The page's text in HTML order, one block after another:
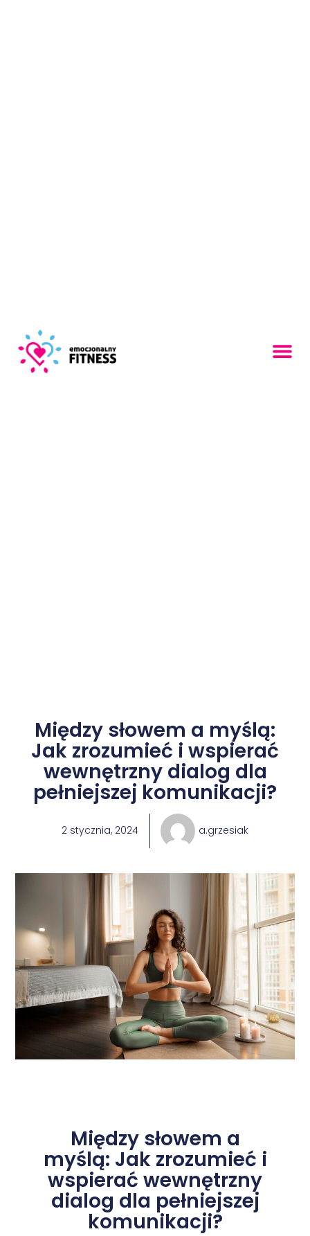
Między słowem a myślą:
Jak zrozumieć i wspierać
wewnętrzny dialog dla
pełniejszej komunikacji?
2 stycznia, 2024 a.grzesiak
Między słowem a
myślą: Jak zrozumieć i
wspierać wewnętrzny
dialog dla pełniejszej
komunikacji?